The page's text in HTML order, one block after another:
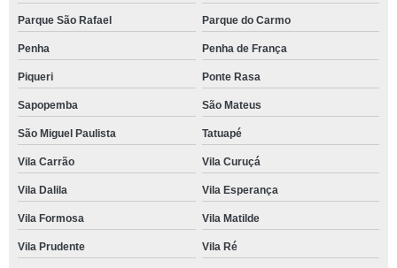
Parque São Rafael Parque do Carmo
Penha Penha de França
Piqueri Ponte Rasa
Sapopemba São Mateus
São Miguel Paulista Tatuapé
Vila Carrão Vila Curuçá
Vila Dalila Vila Esperança
Vila Formosa Vila Matilde
Vila Prudente Vila Ré